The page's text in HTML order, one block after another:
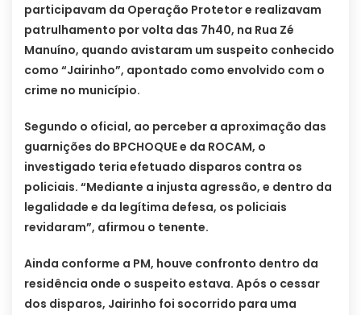
participavam da Operação Protetor e realizavam
patrulhamento por volta das 7h40, na Rua Zé
Manuíno, quando avistaram um suspeito conhecido
como “Jairinho”, apontado como envolvido com o
crime no município.
Segundo o oficial, ao perceber a aproximação das
guarnições do BPCHOQUE e da ROCAM, o
investigado teria efetuado disparos contra os
policiais. “Mediante a injusta agressão, e dentro da
legalidade e da legítima defesa, os policiais
revidaram”, afirmou o tenente.
Ainda conforme a PM, houve confronto dentro da
residência onde o suspeito estava. Após o cessar
dos disparos, Jairinho foi socorrido para uma